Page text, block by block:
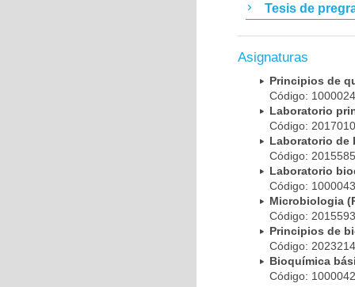
Tesis de
Asignaturas
Principios de
Código:
Laboratorio
Código:
Laboratorio de
Código:
Laboratorio
Código:
Microbiologia
Código:
Principios de
Código:
Bioquímica
Código: